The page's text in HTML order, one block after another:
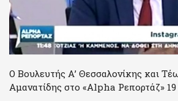
Ο Βουλευτής Α’ Θεσσαλονίκης και
Αμανατίδης στο «Alpha Ρεπορτάζ»